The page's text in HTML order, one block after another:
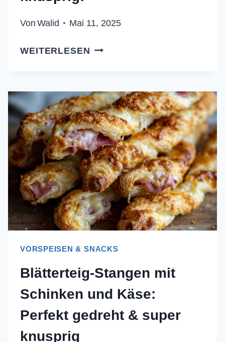
Von Walid Mai 11, 2025
WEITERLESEN KÜRBIS-
SO
WERDEN
SIE
SAFTIG
&
KNUSPRIG!
VORSPEISEN & SNACKS
Blätterteig-Stangen mit
Schinken und Käse:
Perfekt gedreht & super
knusprig